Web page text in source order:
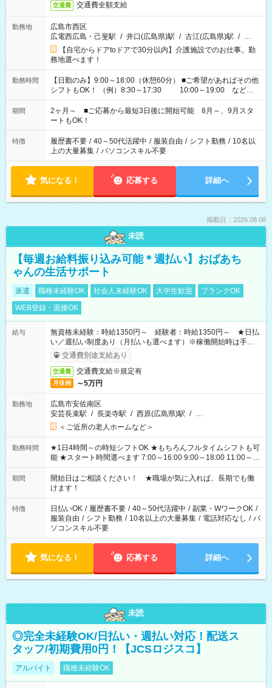
交通費 交通費全額支給
勤務地
広島市西区
広電西広島・己斐駅 / 井口(広島県)駅 / 古江(広島県)駅 / …
【自宅からドアtoドアで30分以内】介護施設でのお仕事。勤
務地選べます！
勤務時間
【日勤のみ】9:00～18:00（休憩60分） ■ご希望があればその他
シフトもOK！ （例）8:30～17:30 10:00～19:00 など
「家族とお休みを合わせたい」 「できれば残業はしたくない」
など、あなたのご希望に沿ったお仕事をご紹介します！ ※Wワ
ーク希望の方へ 今ご覧のお仕事で希望する勤務時間と、もう1つ
のお仕事の勤務時間。 合計で週40時間を超える場合は応募でき
ません
期間
2ヶ月～ ■ご応募から最短3日後に開始可能 8月～、9月スタ
ートもOK！
特徴 履歴書不要 / 40～50代活躍中 / 服装自由 / シフト勤務 / 10名以
上の大量募集 / パソコンスキル不要
気になる！ 応募する 詳細へ
掲載日：2026.08.08
未読
【毎週お給料振り込み可能＊週払い】おばあち
ゃんの生活サポート
派遣 職種未経験OK 社会人未経験OK 大学生歓迎
ブランクOK
WEB登録・面接OK
給与
無資格未経験：時給1350円～ 経験者：時給1350円～ ★日払
い／週払い制度あり（月払いも選べます）※稼働開始時は手続き
完了次第のお支払いとなります。
交通費別途支給あり
交通費 交通費支給※規定有
月収例 ～5万円
勤務地
広島市安佐南区
安芸長束駅 / 長楽寺駅 / 西原(広島県)駅 / …
＜ご近所の老人ホームなど＞
勤務時間
★1日4時間～の時短シフトOK ★もちろんフルタイムシフトも可
能 ★スタート時間選べます 7:00～16:00 9:00～18:00 11:00～
20:00 など 残業なし！ ※Wワークの場合、他のお仕事と合わせ
週40時間超の就業はご案内できません ※法令に基づき、週20時
間以上勤務は社会保険への加入対象となります ※労働者派遣法
（日雇い派遣の原則禁止）により、短時間・短期間の就業はご
案内が難しい場合があります
期間
開始日はご相談ください！ ★職場が気に入れば、長期でも働
けます！
特徴 日払いOK / 履歴書不要 / 40～50代活躍中 / 副業・WワークOK /
服装自由 / シフト勤務 / 10名以上の大量募集 / 電話対応なし / パ
ソコンスキル不要
気になる！ 応募する 詳細へ
未読
◎完全未経験OK/日払い・週払い対応！配送ス
タッフ/初期費用0円！【JCSロジスコ】
アルバイト 職種未経験OK